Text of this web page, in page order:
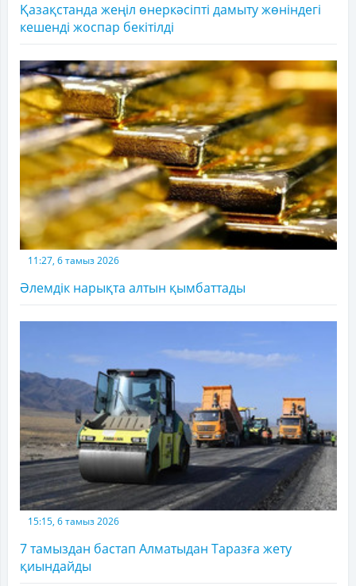
Қазақстанда жеңіл өнеркәсіпті дамыту жөніндегі
кешенді жоспар бекітілді
11:27, 6 тамыз 2026
Әлемдік нарықта алтын қымбаттады
15:15, 6 тамыз 2026
7 тамыздан бастап Алматыдан Таразға жету
қиындайды